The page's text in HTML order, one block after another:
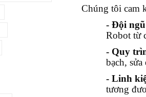
Chúng tôi cam
- Đội
Robot từ
- Quy
bạch,
- Linh
tương